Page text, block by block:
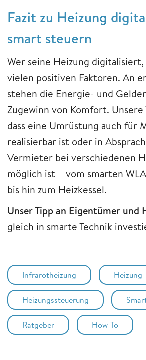
Fazit zu Heizung
smart steuern
Wer seine Heizung
vielen positiven Faktoren. An
stehen die Energie- und
Zugewinn von Komfort. Unsere
dass eine Umrüstung auch für
realisierbar ist oder in
Vermieter bei verschiedenen
möglich ist – vom smarten
bis hin zum Heizkessel.
Unser Tipp an Eigentümer und
gleich in smarte Technik
Infrarotheizung Heizung
Heizungssteuerung
Ratgeber How-To